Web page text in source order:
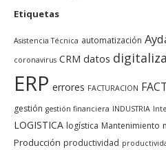
Etiquetas
Asistencia Técnica automatización
coronavirus CRM datos
ERP errores FACTURACION
gestión gestión financiera INDUSTRIA
LOGISTICA logística Mantenimiento
Producción productividad